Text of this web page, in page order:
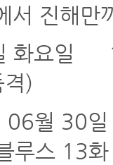
서 진해만
화요일
)
06월 30일
루스 13화